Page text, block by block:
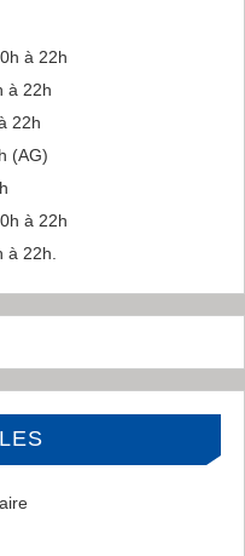
à 22h
à 22h
22h
(AG)
à 22h
à 22h.